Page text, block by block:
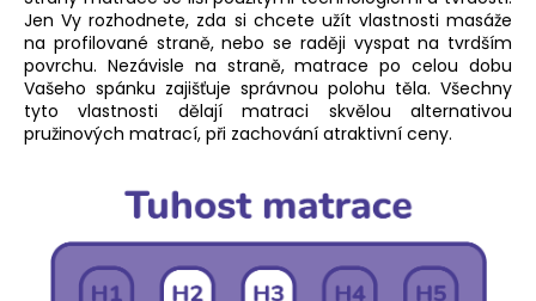
Jen Vy rozhodnete, zda si chcete užít vlastnosti masáže
na profilované straně, nebo se raději vyspat na tvrdším
povrchu. Nezávisle na straně, matrace po celou dobu
Vašeho spánku zajišťuje správnou polohu těla. Všechny
tyto vlastnosti dělají matraci skvělou alternativou
pružinových matrací, při zachování atraktivní ceny.